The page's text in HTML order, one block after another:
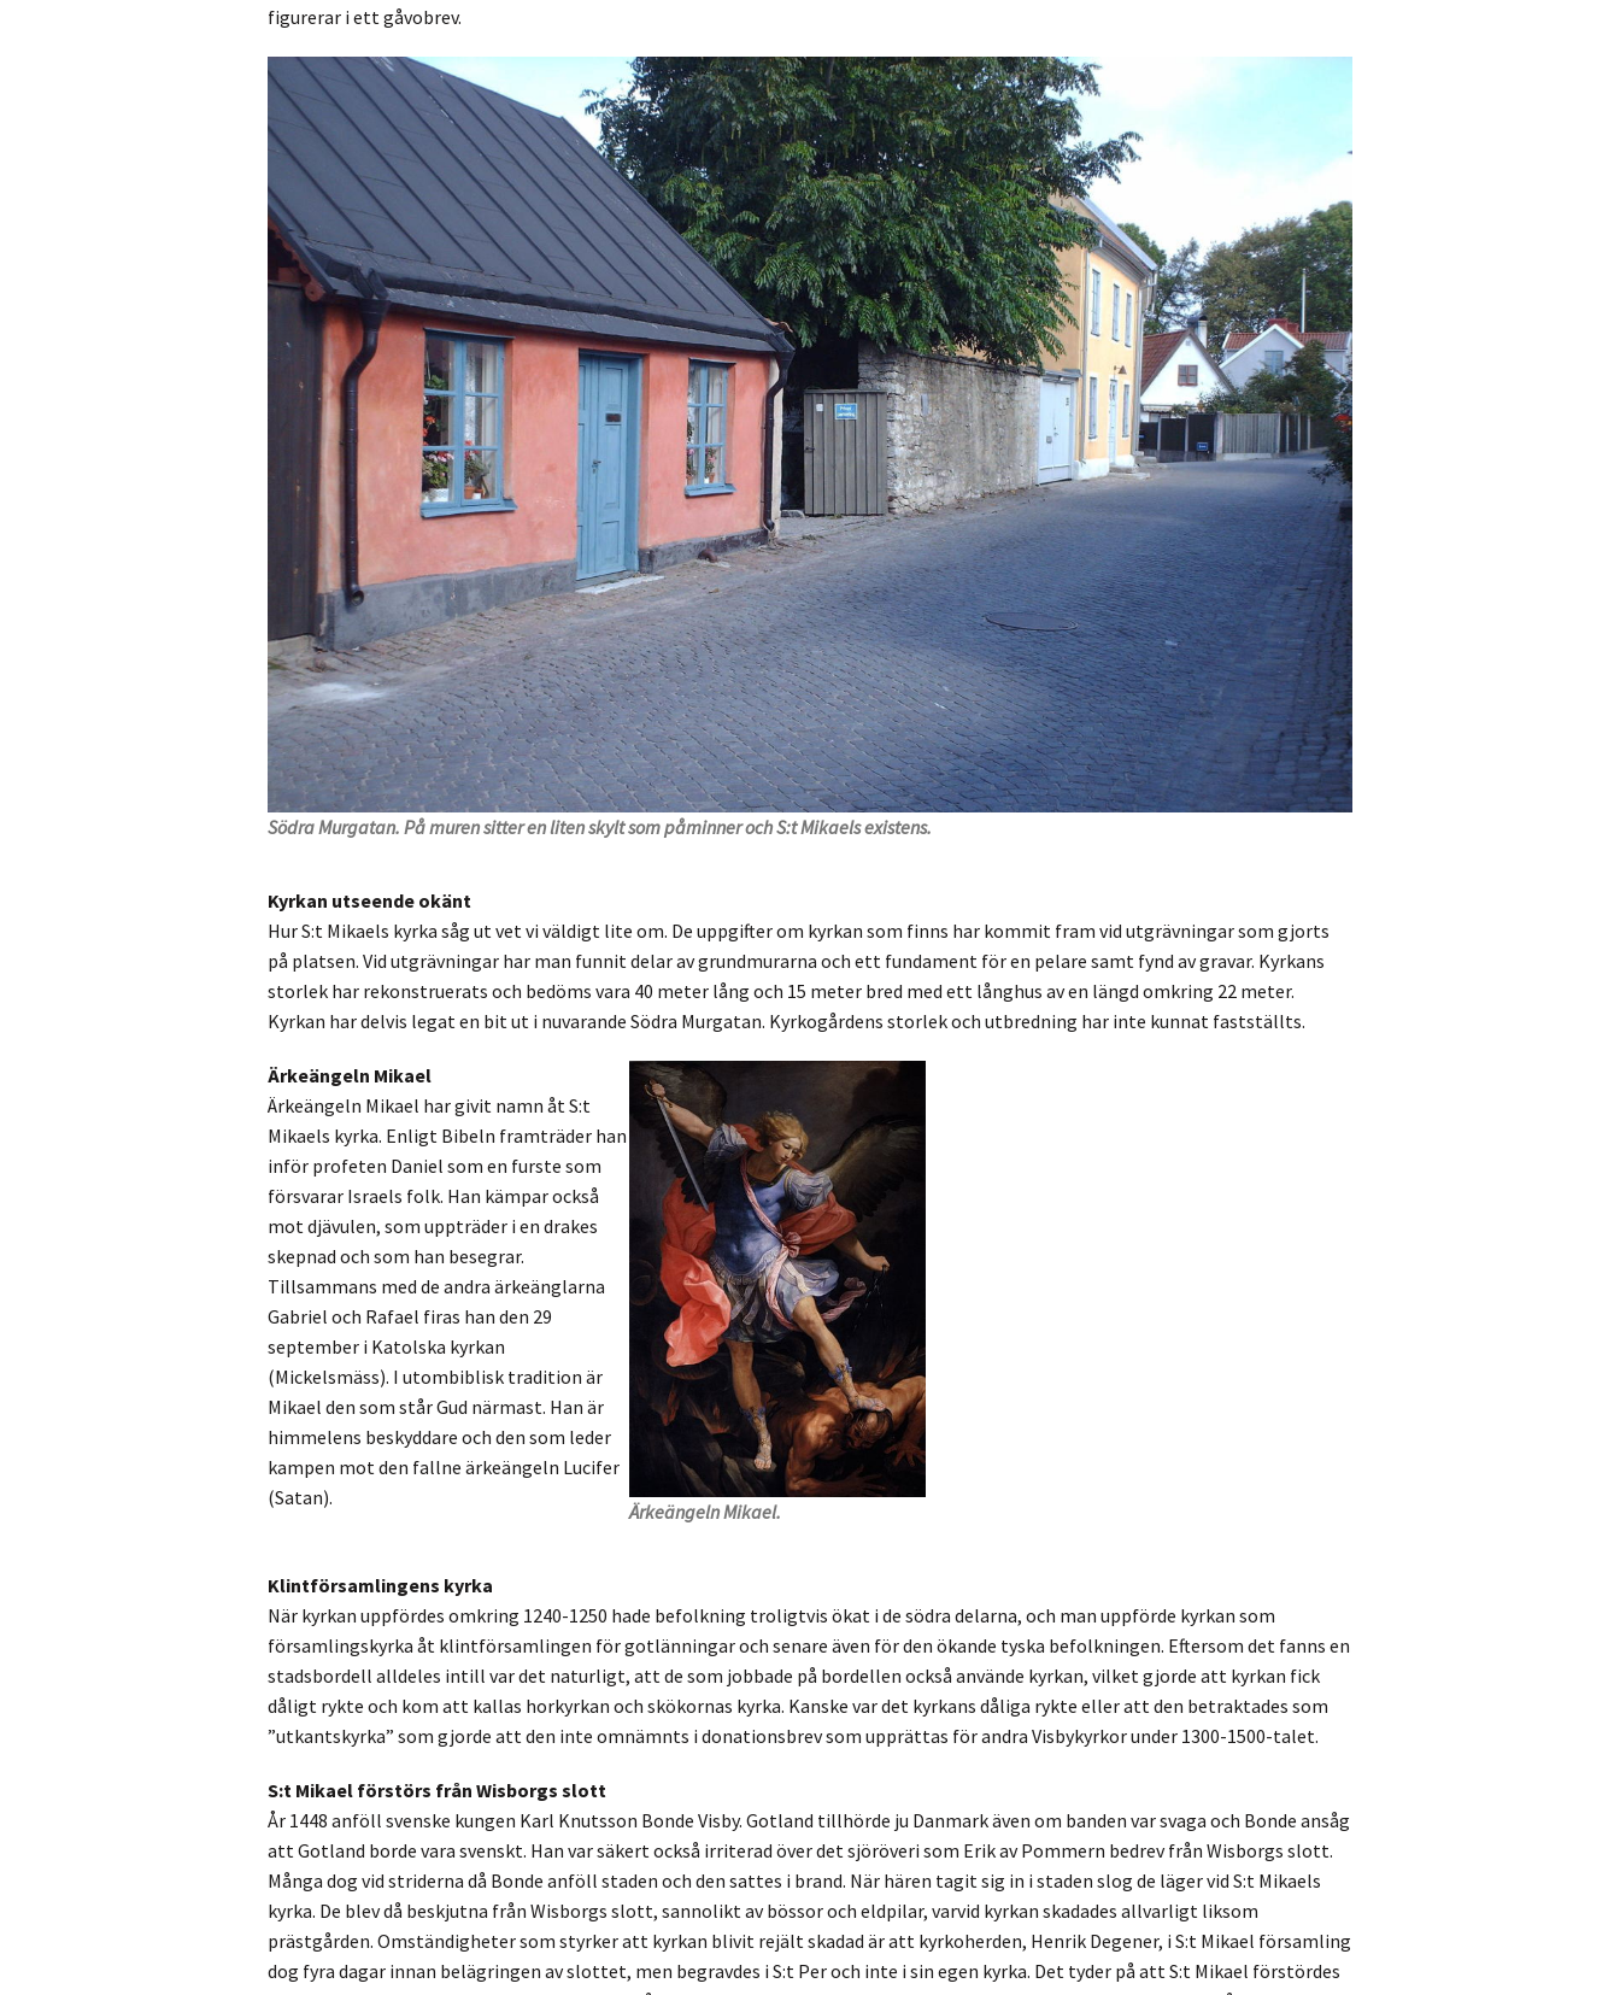
figurerar i ett gåvobrev.
Södra Murgatan. På muren sitter en liten skylt som påminner och S:t Mikaels existens.
Kyrkan utseende okänt
Hur S:t Mikaels kyrka såg ut vet vi väldigt lite om. De uppgifter om kyrkan som finns har kommit fram vid utgrävningar som gjorts
på platsen. Vid utgrävningar har man funnit delar av grundmurarna och ett fundament för en pelare samt fynd av gravar. Kyrkans
storlek har rekonstruerats och bedöms vara 40 meter lång och 15 meter bred med ett långhus av en längd omkring 22 meter.
Kyrkan har delvis legat en bit ut i nuvarande Södra Murgatan. Kyrkogårdens storlek och utbredning har inte kunnat fastställts.
Ärkeängeln Mikael
Ärkeängeln Mikael har givit namn åt S:t
Mikaels kyrka. Enligt Bibeln framträder han
inför profeten Daniel som en furste som
försvarar Israels folk. Han kämpar också
mot djävulen, som uppträder i en drakes
skepnad och som han besegrar.
Tillsammans med de andra ärkeänglarna
Gabriel och Rafael firas han den 29
september i Katolska kyrkan
(Mickelsmäss). I utombiblisk tradition är
Mikael den som står Gud närmast. Han är
himmelens beskyddare och den som leder
kampen mot den fallne ärkeängeln Lucifer
(Satan).
Ärkeängeln Mikael.
Klintförsamlingens kyrka
När kyrkan uppfördes omkring 1240-1250 hade befolkning troligtvis ökat i de södra delarna, och man uppförde kyrkan som
församlingskyrka åt klintförsamlingen för gotlänningar och senare även för den ökande tyska befolkningen. Eftersom det fanns en
stadsbordell alldeles intill var det naturligt, att de som jobbade på bordellen också använde kyrkan, vilket gjorde att kyrkan fick
dåligt rykte och kom att kallas horkyrkan och skökornas kyrka. Kanske var det kyrkans dåliga rykte eller att den betraktades som
”utkantskyrka” som gjorde att den inte omnämnts i donationsbrev som upprättas för andra Visbykyrkor under 1300-1500-talet.
S:t Mikael förstörs från Wisborgs slott
År 1448 anföll svenske kungen Karl Knutsson Bonde Visby. Gotland tillhörde ju Danmark även om banden var svaga och Bonde ansåg
att Gotland borde vara svenskt. Han var säkert också irriterad över det sjöröveri som Erik av Pommern bedrev från Wisborgs slott.
Många dog vid striderna då Bonde anföll staden och den sattes i brand. När hären tagit sig in i staden slog de läger vid S:t Mikaels
kyrka. De blev då beskjutna från Wisborgs slott, sannolikt av bössor och eldpilar, varvid kyrkan skadades allvarligt liksom
prästgården. Omständigheter som styrker att kyrkan blivit rejält skadad är att kyrkoherden, Henrik Degener, i S:t Mikael församling
dog fyra dagar innan belägringen av slottet, men begravdes i S:t Per och inte i sin egen kyrka. Det tyder på att S:t Mikael förstördes